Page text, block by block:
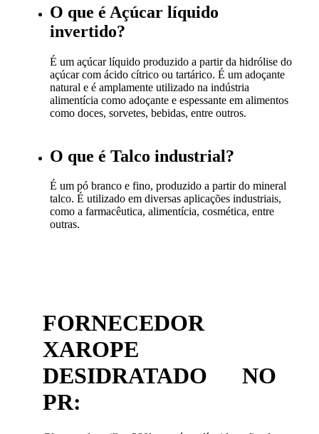
O que é Açúcar líquido
invertido?
É um açúcar líquido produzido a partir da hidrólise do
açúcar com ácido cítrico ou tartárico. É um adoçante
natural e é amplamente utilizado na indústria
alimentícia como adoçante e espessante em alimentos
como doces, sorvetes, bebidas, entre outros.
O que é Talco industrial?
É um pó branco e fino, produzido a partir do mineral
talco. É utilizado em diversas aplicações industriais,
como a farmacêutica, alimentícia, cosmética, entre
outras.
FORNECEDOR
XAROPE
DESIDRATADO NO
PR: